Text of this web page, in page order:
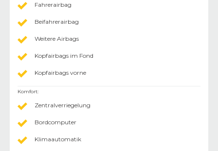
Fahrerairbag
Beifahrerairbag
Weitere Airbags
Kopfairbags im Fond
Kopfairbags vorne
Komfort:
Zentralverriegelung
Bordcomputer
Klimaautomatik